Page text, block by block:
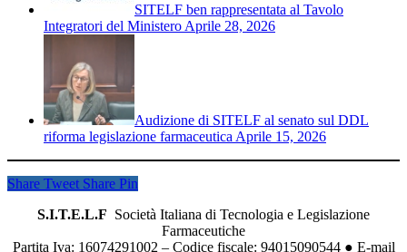
SITELF ben rappresentata al Tavolo
Integratori del MinisteroAprile 28, 2026
Audizione di SITELF al senato sul DDL
riforma legislazione farmaceuticaAprile 15, 2026
Share Tweet Share Pin
S.I.T.E.L.F Società Italiana di Tecnologia e Legislazione
Farmaceutiche
Partita Iva: 16074291002 – Codice fiscale: 94015090544 ● E-mail